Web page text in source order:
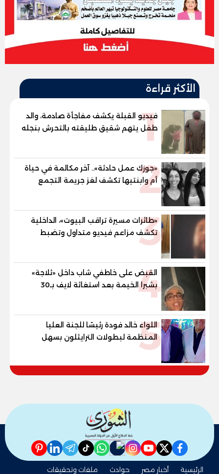
الأكثر قراءة
1
فيديو القبلة يكشف مفاجأة صادمة، والد
طفل يتهم شقيق طليقته بالتحرش بنجله
في القليوبية
2
«جوزك عمل حادثة».. آخر مكالمة في حياة
أم وابنتيها تكشف لغز جريمة التجمع
الخامس
3
«طائرات مسيرة تراقب البيوت»، الداخلية
تكشف مزاعم فيديو متداول وتضبط
صاحبه المريض نفسيا
4
القبض على خاطفي شاب داخل «ثلاجة»
بشبرا الخيمة بعد استغاثة لايف بـ30
دقيقة
5
اللواء خالد فودة رئيسًا للجنة العليا
المنظمة لبطولات الترايثلون بسهل
حشيش
facebook
twitter
youtube
instagram
nabd
whatsapp
tiktok
telegram
linkedin
pinterest
الرئيسية أخبار مصر حوادث ملفات وتحقيقات